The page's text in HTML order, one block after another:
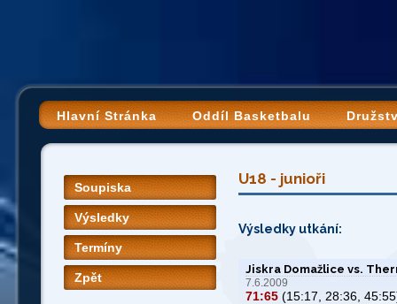
Hlavní Stránka Oddíl Basketbalu
Soupiska
Výsledky
Termíny
Zpět
U18 - junioři
Výsledky utkání:
Jiskra Domažlice vs.
7.6.2009
71:65 (15:17, 28:36,